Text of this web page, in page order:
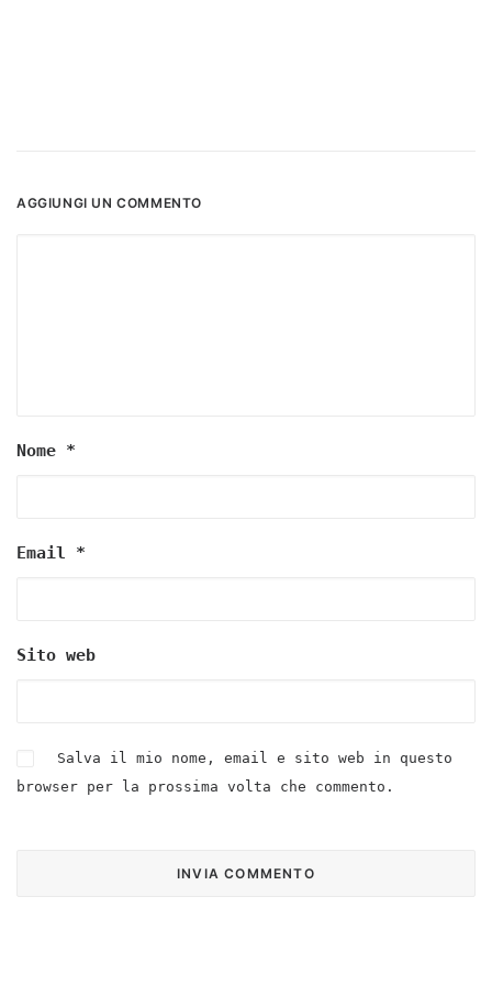
AGGIUNGI UN COMMENTO
Nome *
Email *
Sito web
Salva il mio nome, email e sito web in questo
browser per la prossima volta che commento.